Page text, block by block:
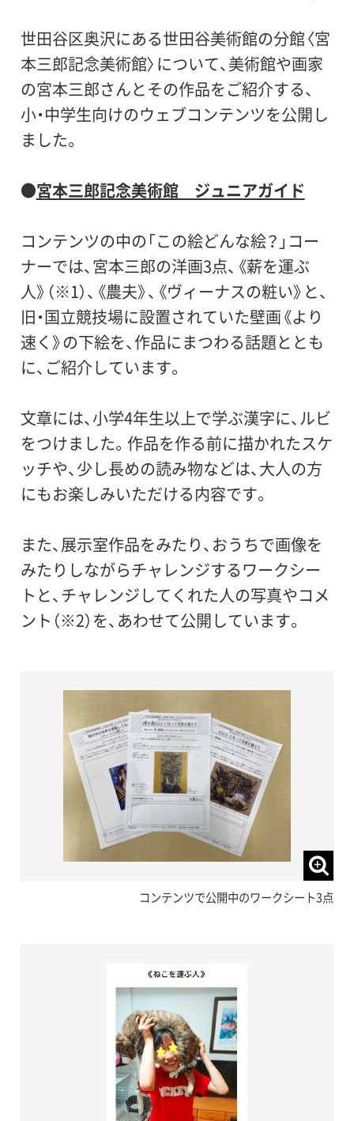
世田谷区奥沢にある世田谷美術館の分館〈宮
本三郎記念美術館〉について、美術館や画家
の宮本三郎さんとその作品をご紹介する、
小・中学生向けのウェブコンテンツを公開し
ました。
●宮本三郎記念美術館 ジュニアガイド
コンテンツの中の「この絵どんな絵？」コー
ナーでは、宮本三郎の洋画3点、《薪を運ぶ
人》（※1）、《農夫》、《ヴィーナスの粧い》と、
旧・国立競技場に設置されていた壁画《より
速く》の下絵を、作品にまつわる話題ととも
に、ご紹介しています。
文章には、小学4年生以上で学ぶ漢字に、ルビ
をつけました。作品を作る前に描かれたスケ
ッチや、少し長めの読み物などは、大人の方
にもお楽しみいただける内容です。
また、展示室作品をみたり、おうちで画像を
みたりしながらチャレンジするワークシー
トと、チャレンジしてくれた人の写真やコメ
ント（※2）を、あわせて公開しています。
コンテンツで公開中のワークシート3点